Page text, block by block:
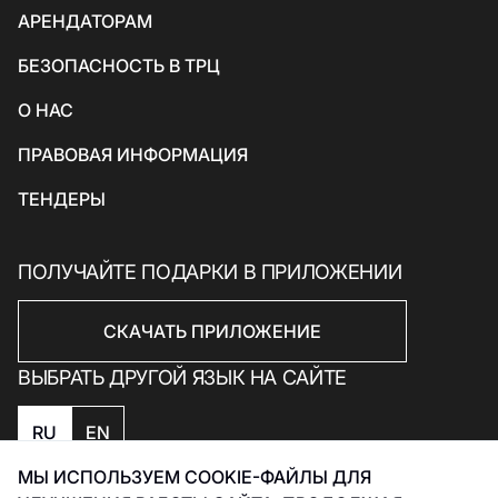
МЫ ИСПОЛЬЗУЕМ COOKIE-ФАЙЛЫ ДЛЯ
Товары для спорта и отдыха
Электроника, книги и бытовая техника
Товары для дома
Подарки и сувениры
АРЕНДАТОРАМ
БЕЗОПАСНОСТЬ В ТРЦ
О НАС
ПРАВОВАЯ ИНФОРМАЦИЯ
ТЕНДЕРЫ
ПОЛУЧАЙТЕ ПОДАРКИ В ПРИЛОЖЕНИИ
СКАЧАТЬ ПРИЛОЖЕНИЕ
ВЫБРАТЬ ДРУГОЙ ЯЗЫК НА САЙТЕ
RU EN